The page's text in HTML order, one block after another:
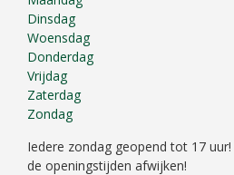
Dinsdag
Woensdag
Donderdag
Vrijdag
Zaterdag
Zondag
Iedere zondag geopend tot 17
de openingstijden afwijken!